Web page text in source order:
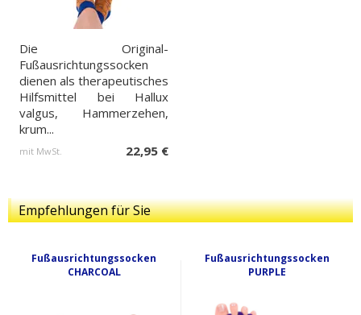
Empfehlungen für Sie
Fußausrichtungssocken
CHARCOAL
Fußausrichtungssocken
PURPLE
Die Original-
Fußausrichtungssocken
dienen als therapeutisches
Hilfsmittel bei Hallux
valgus, Hammerzehen,
krum...
mit MwSt. 22,95 €